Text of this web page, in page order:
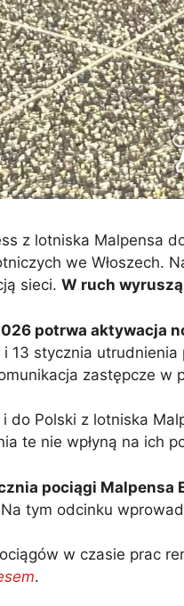
z lotniska Malpensa
we Włoszech.
sieci. W ruch
potrwa aktywacja
i 13 stycznia
zastępcze w
do Polski z lotniska
te nie wpłyną na ich
pociągi
tym odcinku
w czasie prac
.